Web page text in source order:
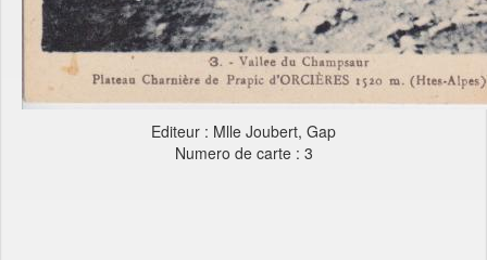
Editeur : Mlle Joubert, Gap
Numero de carte : 3